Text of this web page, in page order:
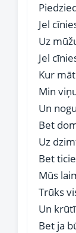
Jel
Uz
Jel
Kur
Min
Un
Bet
Uz
Bet
Mūs
Trūks
Un
Bet ja